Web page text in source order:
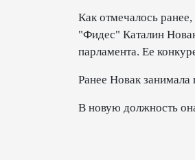
Как отмечалось
"Фидес" Каталин
парламента. Ее
Ранее Новак
В новую должность